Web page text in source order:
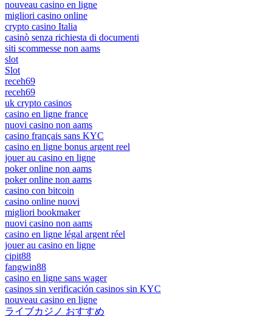
nouveau casino en ligne
migliori casino online
crypto casino Italia
casinò senza richiesta di documenti
siti scommesse non aams
slot
Slot
receh69
receh69
uk crypto casinos
casino en ligne france
nuovi casino non aams
casino français sans KYC
casino en ligne bonus argent reel
jouer au casino en ligne
poker online non aams
poker online non aams
casino con bitcoin
casino online nuovi
migliori bookmaker
nuovi casino non aams
casino en ligne légal argent réel
jouer au casino en ligne
cipit88
fangwin88
casino en ligne sans wager
casinos sin verificación casinos sin KYC
nouveau casino en ligne
ライブカジノ おすすめ